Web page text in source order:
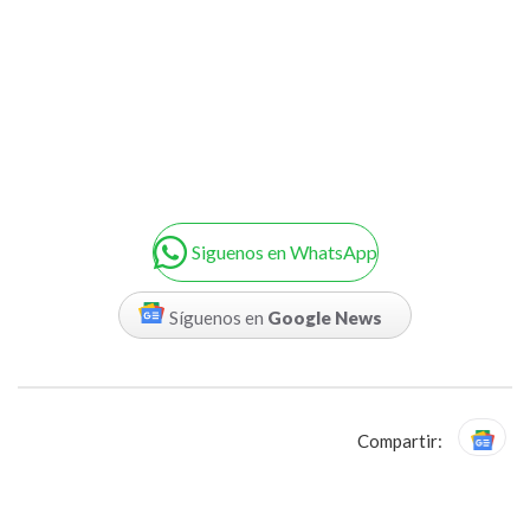
Siguenos en WhatsApp
Síguenos en Google News
Compartir: